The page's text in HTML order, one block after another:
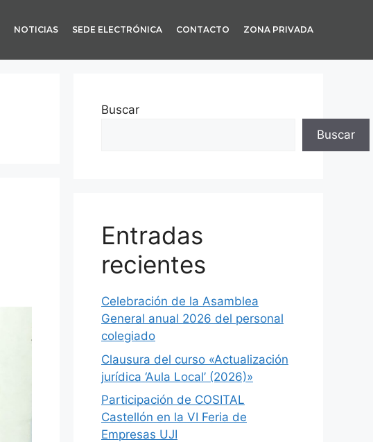
NOTICIAS SEDE ELECTRÓNICA CONTACTO ZONA PRIVADA
Buscar
Buscar
Entradas
recientes
Celebración de la Asamblea
General anual 2026 del personal
colegiado
Clausura del curso «Actualización
jurídica ‘Aula Local’ (2026)»
Participación de COSITAL
Castellón en la VI Feria de
Empresas UJI